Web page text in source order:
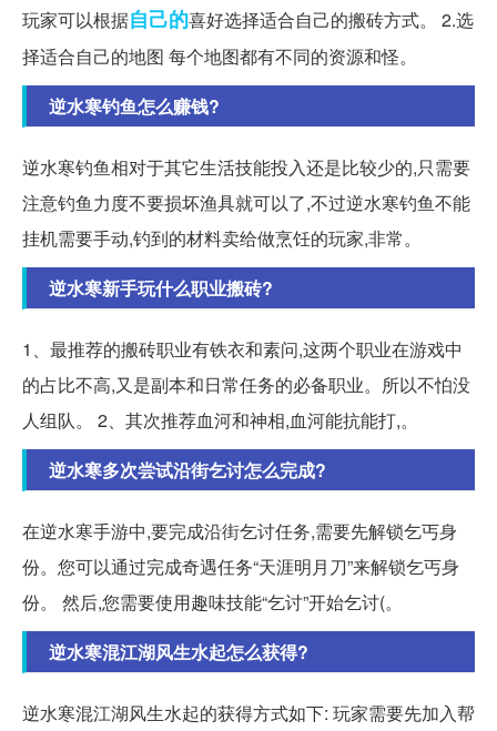
玩家可以根据自己的喜好选择适合自己的搬砖方式。 2.选
择适合自己的地图 每个地图都有不同的资源和怪。
逆水寒钓鱼怎么赚钱?
逆水寒钓鱼相对于其它生活技能投入还是比较少的,只需要
注意钓鱼力度不要损坏渔具就可以了,不过逆水寒钓鱼不能
挂机需要手动,钓到的材料卖给做烹饪的玩家,非常。
逆水寒新手玩什么职业搬砖?
1、最推荐的搬砖职业有铁衣和素问,这两个职业在游戏中
的占比不高,又是副本和日常任务的必备职业。所以不怕没
人组队。 2、其次推荐血河和神相,血河能抗能打,。
逆水寒多次尝试沿街乞讨怎么完成?
在逆水寒手游中,要完成沿街乞讨任务,需要先解锁乞丐身
份。您可以通过完成奇遇任务“天涯明月刀”来解锁乞丐身
份。 然后,您需要使用趣味技能“乞讨”开始乞讨(。
逆水寒混江湖风生水起怎么获得?
逆水寒混江湖风生水起的获得方式如下: 玩家需要先加入帮